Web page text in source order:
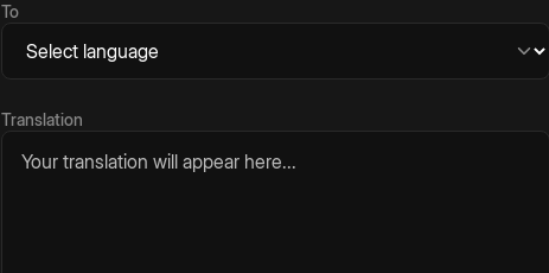
To
Translation
Your translation will appear here...